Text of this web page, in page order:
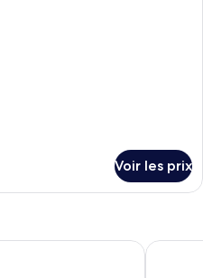
Voir les prix
Terra